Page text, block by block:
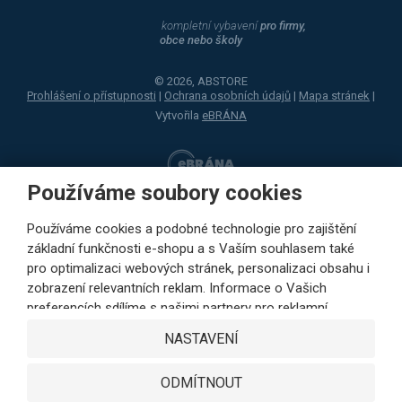
Používáme soubory cookies
Používáme cookies a podobné technologie pro zajištění
základní funkčnosti e-shopu a s Vaším souhlasem také
pro optimalizaci webových stránek, personalizaci obsahu i
zobrazení relevantních reklam. Informace o Vašich
preferencích sdílíme s našimi partnery pro reklamní,
sociální sítě i podrobné analýzy pouze s Vaším souhlasem.
Partneři mohou tyto údaje v rámci personalizace reklamy
využívání jejich služeb. Kliknutím na tlačítko SOUHLASÍM
NASTAVENÍ
ODMÍTNOUT
kompletní vybavenípro firmy,
obce nebo školy
© 2026, ABSTORE
Prohlášení o přístupnosti | Ochrana osobních údajů | Mapa stránek |
Vytvořila eBRÁNA